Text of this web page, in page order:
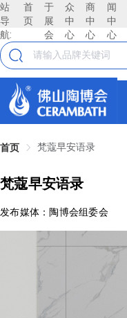
站
导
航:
首
页
于
展
会
众
中
心
商
中
心
闻
中
心
首页 梵蔻早安语录
梵蔻早安语录
发布媒体：陶博会组委会